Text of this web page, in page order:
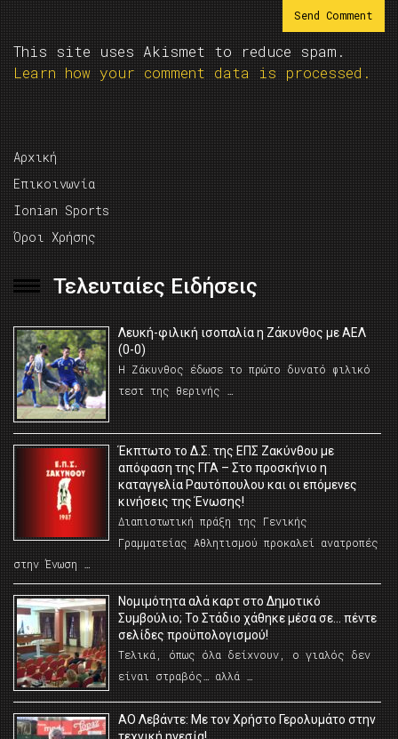
This site uses Akismet to reduce spam.
Learn how your comment data is processed.
Αρχική
Επικοινωνία
Ionian Sports
Όροι Χρήσης
Τελευταίες Ειδήσεις
Λευκή-φιλική ισοπαλία η Ζάκυνθος με ΑΕΛ
(0-0)
Η Ζάκυνθος έδωσε το πρώτο δυνατό φιλικό
τεστ της θερινής …
Έκπτωτο το Δ.Σ. της ΕΠΣ Ζακύνθου με
απόφαση της ΓΓΑ – Στο προσκήνιο η
καταγγελία Ραυτόπουλου και οι επόμενες
κινήσεις της Ένωσης!
Διαπιστωτική πράξη της Γενικής
Γραμματείας Αθλητισμού προκαλεί ανατροπές
στην Ένωση …
Νομιμότητα αλά καρτ στο Δημοτικό
Συμβούλιο; Το Στάδιο χάθηκε μέσα σε… πέντε
σελίδες προϋπολογισμού!
Τελικά, όπως όλα δείχνουν, ο γιαλός δεν
είναι στραβός… αλλά …
ΑΟ Λεβάντε: Με τον Χρήστο Γερολυμάτο στην